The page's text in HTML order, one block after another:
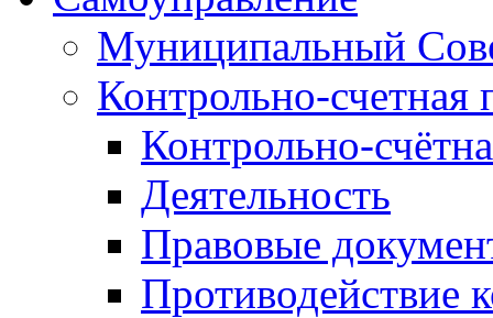
Муниципальный
Контрольно-счетная
Контрольно-
Деятельность
Правовые
Противодействие